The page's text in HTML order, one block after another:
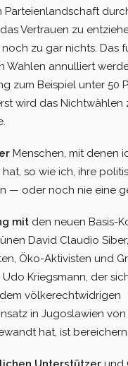
Parteienlandschaft
Vertrauen zu
zu gar nichts. Das
Wahlen annulliert
zum Beispiel unter 50
wird das Nichtwählen
Menschen, mit denen
hat, so wie ich, ihre
— oder noch nie eine
mit den neuen Basis-
David Claudio
Öko-Aktivisten und
Kriegsmann, der
völkerechtwidrigen
in Jugoslawien
hat, ist